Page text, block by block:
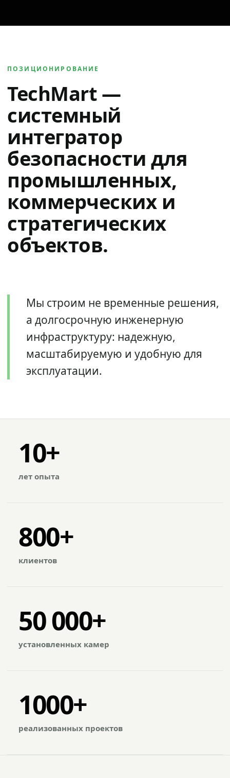
ПОЗИЦИОНИРОВАНИЕ
TechMart —
системный
интегратор
безопасности для
промышленных,
коммерческих и
стратегических
объектов.
Мы строим не временные решения,
а долгосрочную инженерную
инфраструктуру: надежную,
масштабируемую и удобную для
эксплуатации.
10+
лет опыта
800+
клиентов
50 000+
установленных камер
1000+
реализованных проектов